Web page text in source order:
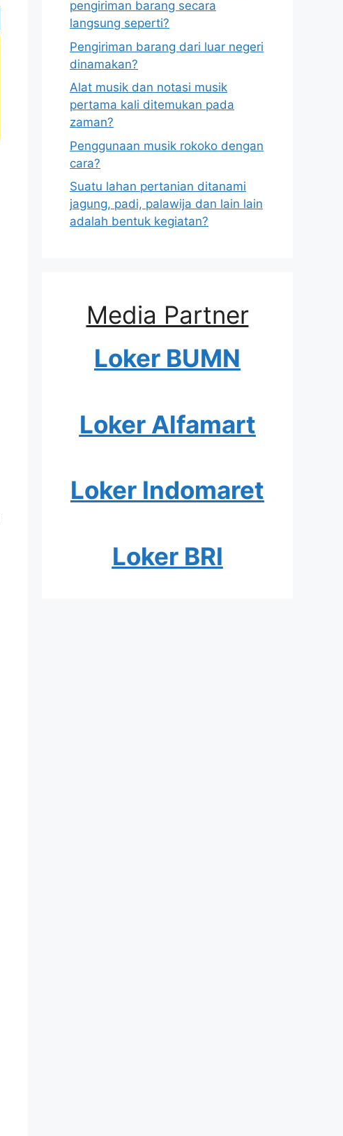
pengiriman barang secara
langsung seperti?
Pengiriman barang dari luar negeri
dinamakan?
Alat musik dan notasi musik
pertama kali ditemukan pada
zaman?
Penggunaan musik rokoko dengan
cara?
Suatu lahan pertanian ditanami
jagung, padi, palawija dan lain lain
adalah bentuk kegiatan?
Media Partner
Loker BUMN
Loker Alfamart
Loker Indomaret
Loker BRI